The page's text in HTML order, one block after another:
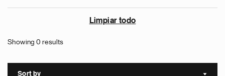
Limpiar todo
Showing 0 results
Sort by